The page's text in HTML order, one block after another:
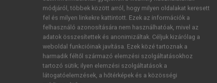
Irodalomjegyzék
Al-Habsi, N., Luo, M. & Zighan, S. M. (2022). A
systematic literature review exploring the impact
of digitalisation on leadership towards a new style
of leadership.International Journal of Business
módjáról, többek között arról, hogy milyen oldalakat keresett
fel és milyen linkekre kattintott. Ezek az információk a
felhasználó azonosítására nem használhatóak, mivel az
adatok összesítettek és anonimizáltak. Céljuk kizárólag a
weboldal funkcióinak javítása. Ezek közé tartoznak a
harmadik féltől származó elemzési szolgáltatásokhoz
tartozó sütik; ilyen elemzési szolgáltatások a
látogatóelemzések, a hőtérképek és a közösségi